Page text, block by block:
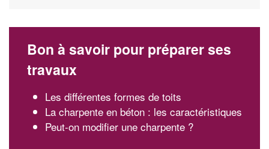
Bon à savoir pour préparer ses
travaux
Les différentes formes de toits
La charpente en béton : les caractéristiques
Peut-on modifier une charpente ?